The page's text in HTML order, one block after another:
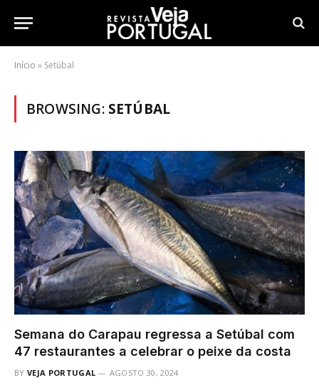
Início » Setúbal
BROWSING: SETÚBAL
Semana do Carapau regressa a Setúbal com
47 restaurantes a celebrar o peixe da costa
BY VEJA PORTUGAL AGOSTO 30, 2024